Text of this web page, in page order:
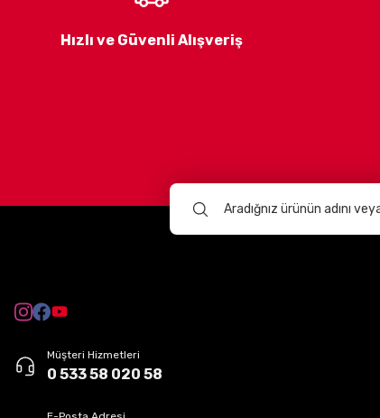
Hızlı ve Güvenli Alışveriş
Müşteri Hizmetleri
0 533 58 020 58